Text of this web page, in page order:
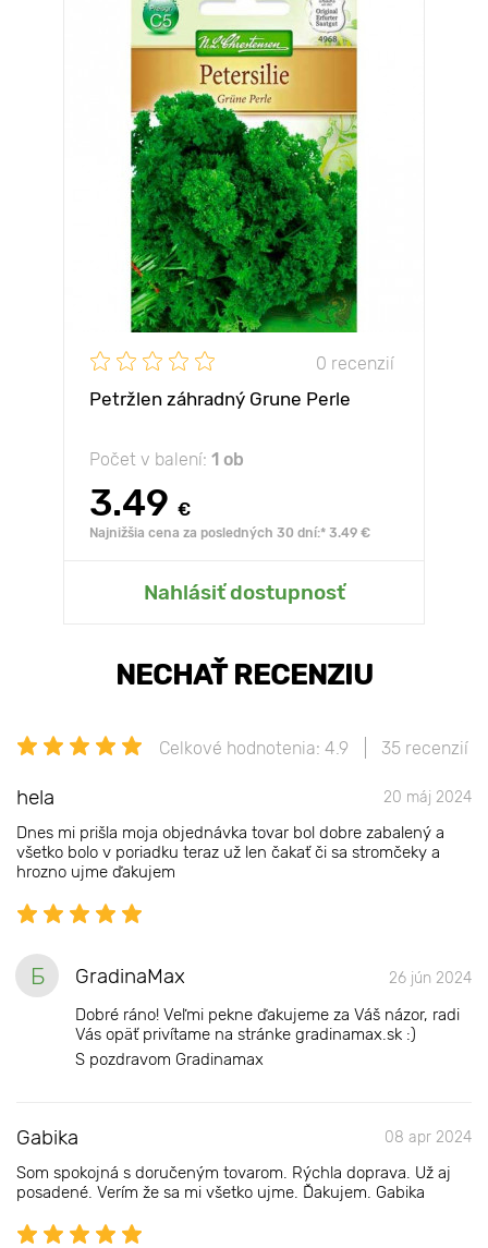
0 recenzií
Petržlen záhradný Grune Perle
Počet v balení: 1 ob
3.49 €
Najnižšia cena za posledných 30 dní:* 3.49 €
Nahlásiť dostupnosť
NECHAŤ RECENZIU
Celkové hodnotenia: 4.9 35 recenzií
hela 20 máj 2024
Dnes mi prišla moja objednávka tovar bol dobre zabalený a
všetko bolo v poriadku teraz už len čakať či sa stromčeky a
hrozno ujme ďakujem
Б GradinaMax 26 jún 2024
Dobré ráno! Veľmi pekne ďakujeme za Váš názor, radi
Vás opäť privítame na stránke gradinamax.sk :)
S pozdravom Gradinamax
Gabika 08 apr 2024
Som spokojná s doručeným tovarom. Rýchla doprava. Už aj
posadené. Verím že sa mi všetko ujme. Ďakujem. Gabika